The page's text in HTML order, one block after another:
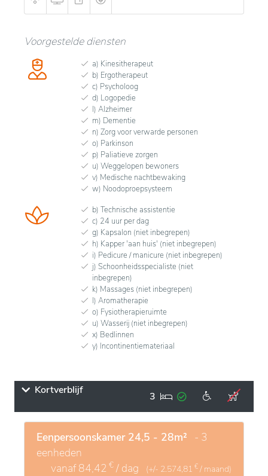
Voorgestelde diensten
a) Kinesitherapeut
b) Ergotherapeut
c) Psycholoog
d) Logopedie
l) Alzheimer
m) Dementie
n) Zorg voor verwarde personen
o) Parkinson
p) Paliatieve zorgen
u) Weggelopen bewoners
v) Medische nachtbewaking
w) Noodoproepsysteem
b) Technische assistentie
c) 24 uur per dag
g) Kapsalon (niet inbegrepen)
h) Kapper 'aan huis' (niet inbegrepen)
i) Pedicure / manicure (niet inbegrepen)
j) Schoonheidsspecialiste (niet
inbegrepen)
k) Massages (niet inbegrepen)
l) Aromatherapie
o) Fysiotherapieruimte
u) Wasserij (niet inbegrepen)
x) Bedlinnen
y) Incontinentiemateriaal
Kortverblijf 3
Eenpersoonskamer 24,5 - 28m² - 3
eenheden
vanaf84,42 € / dag (+/- 2.574,81 € / maand)